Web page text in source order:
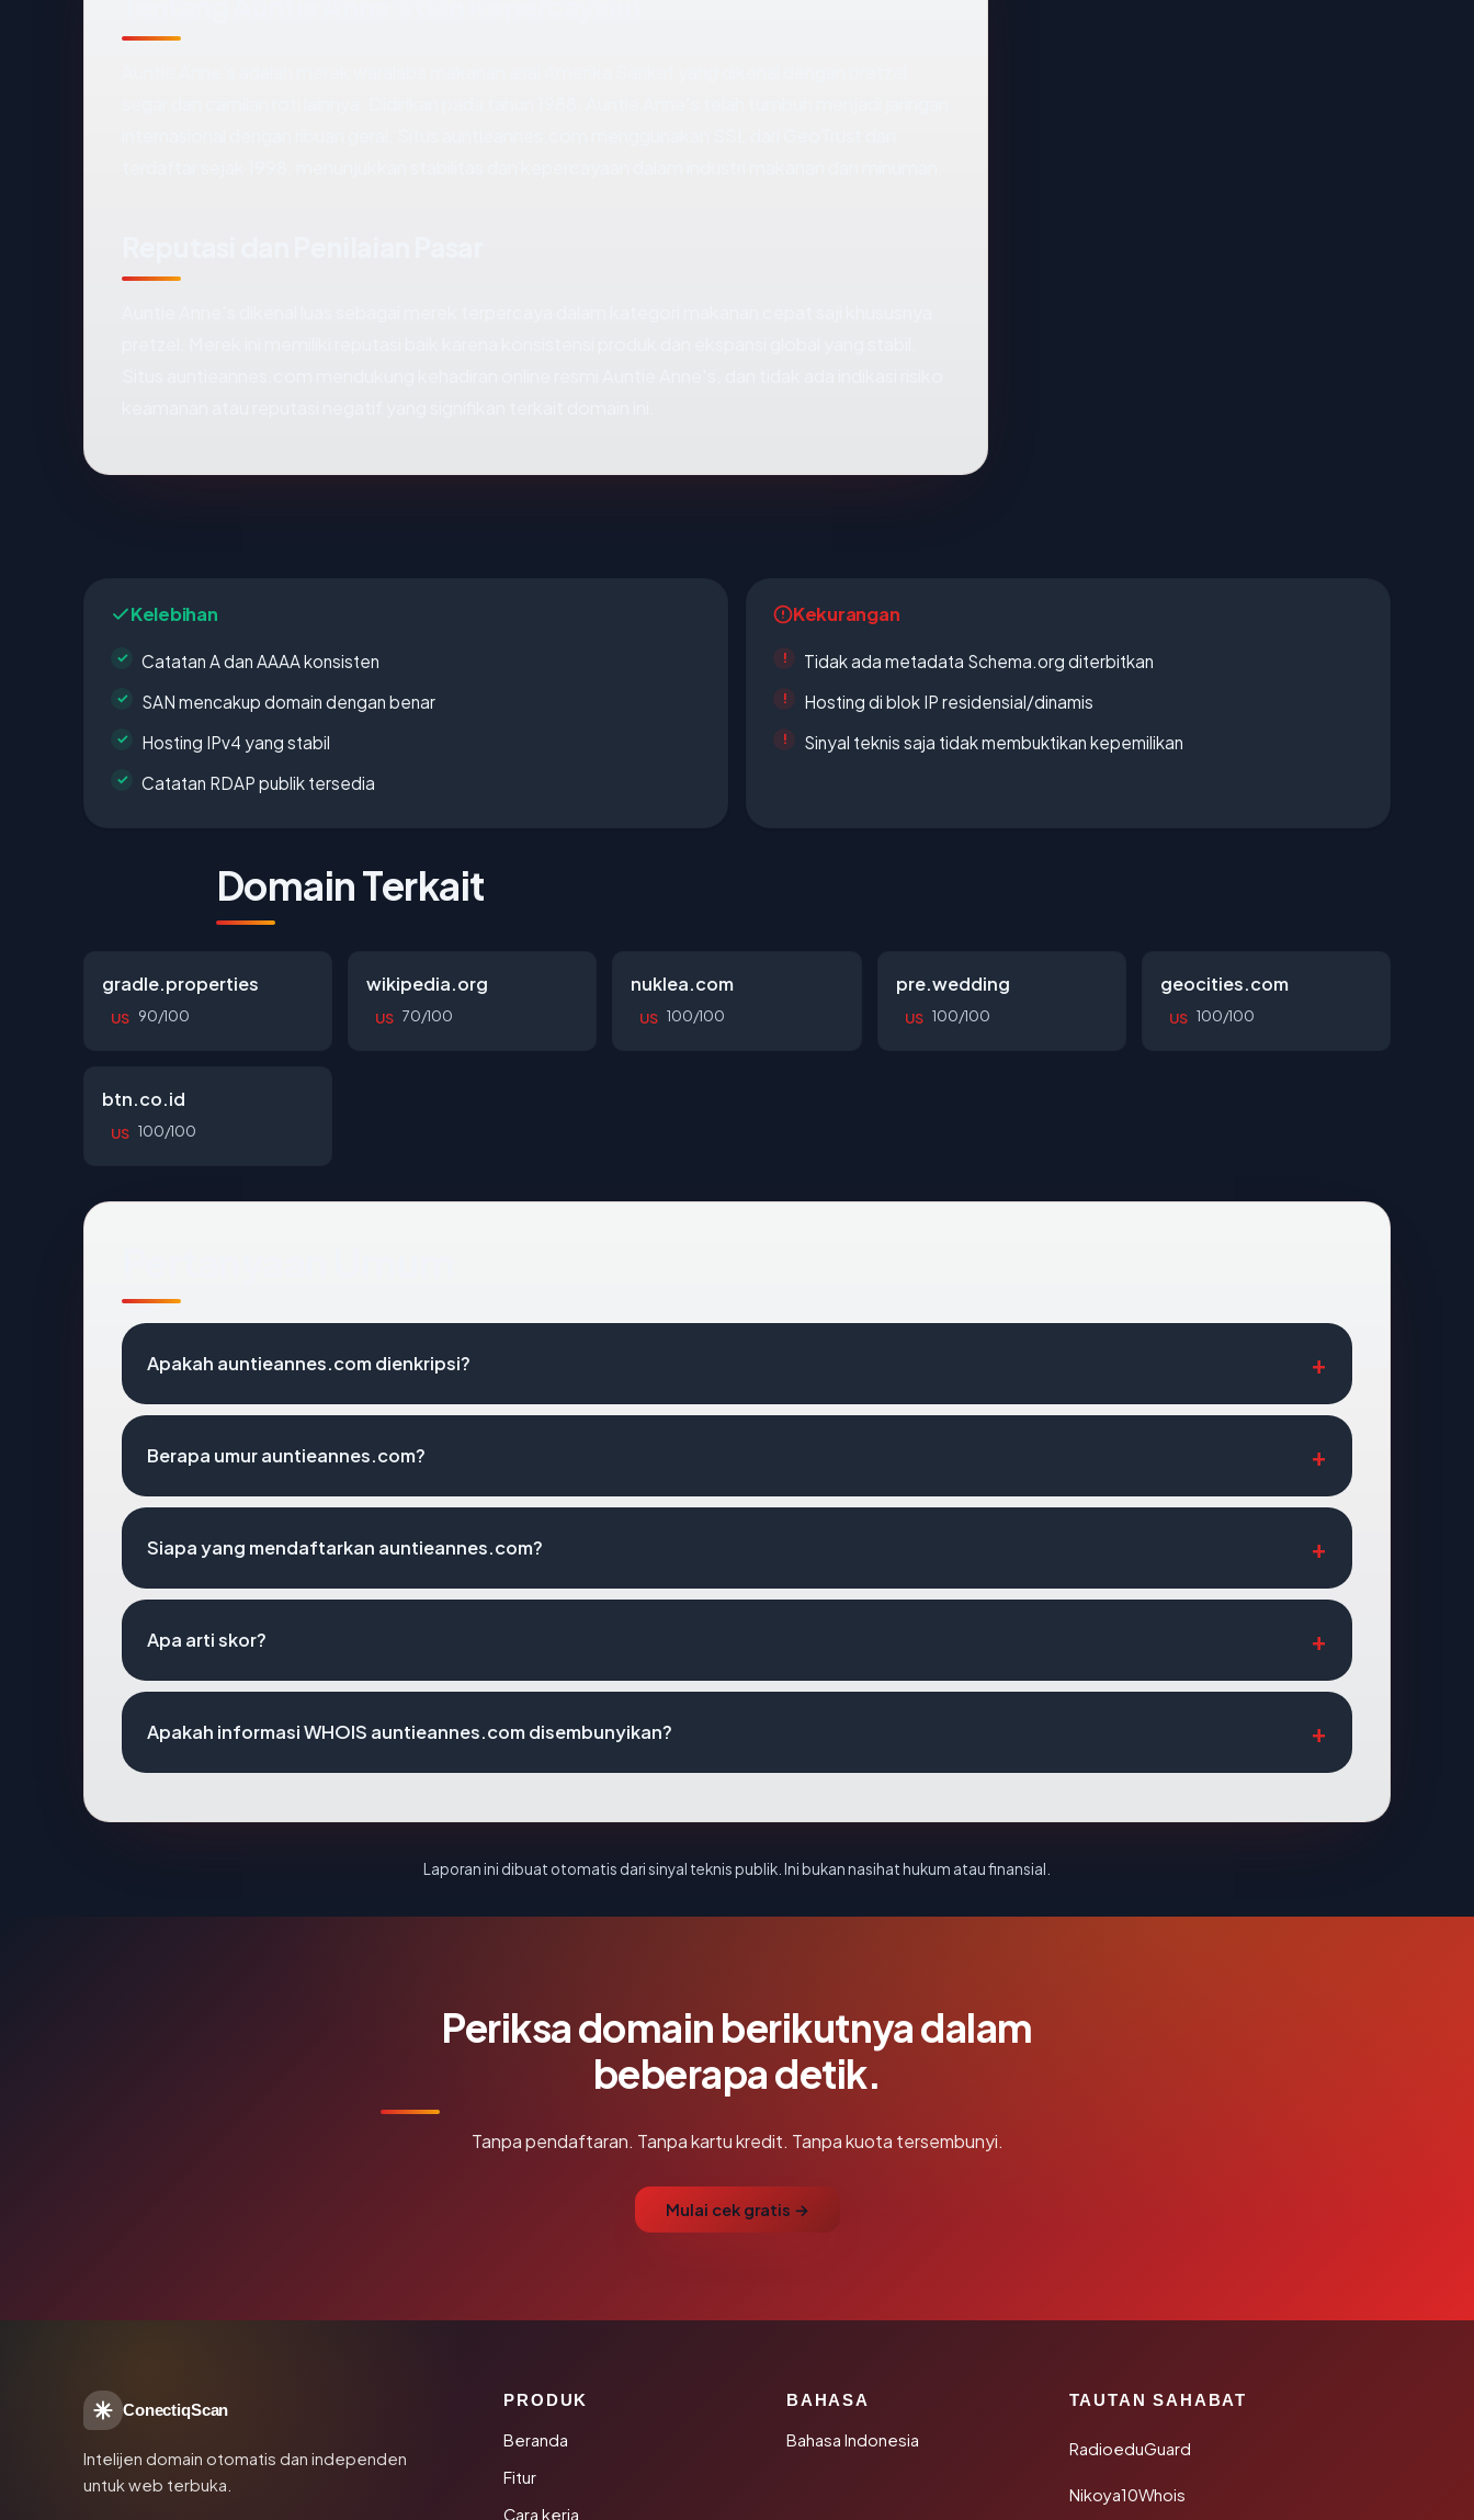
Kelebihan
Catatan A dan AAAA konsisten
SAN mencakup domain dengan benar
Hosting IPv4 yang stabil
Catatan RDAP publik tersedia
Kekurangan
Tidak ada metadata Schema.org diterbitkan
Hosting di blok IP residensial/dinamis
Sinyal teknis saja tidak membuktikan kepemilikan
Domain Terkait
gradle.properties
US 90/100
wikipedia.org
US 70/100
nuklea.com
US 100/100
pre.wedding
US 100/100
geocities.com
US 100/100
btn.co.id
US 100/100
Apakah auntieannes.com dienkripsi?
Berapa umur auntieannes.com?
Siapa yang mendaftarkan auntieannes.com?
Apa arti skor?
Apakah informasi WHOIS auntieannes.com disembunyikan?
Laporan ini dibuat otomatis dari sinyal teknis publik. Ini bukan nasihat hukum atau finansial.
Periksa domain berikutnya dalam
beberapa detik.
Tanpa pendaftaran. Tanpa kartu kredit. Tanpa kuota tersembunyi.
Mulai cek gratis →
ConectiqScan
Intelijen domain otomatis dan independen
untuk web terbuka.
PRODUK
Beranda
Fitur
Cara kerja
BAHASA
Bahasa Indonesia
TAUTAN SAHABAT
RadioeduGuard
Nikoya10Whois